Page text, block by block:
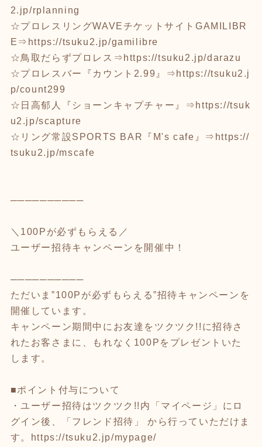
2.jp/rplanning
☆プロレスリングWAVEチケットサイトGAMILIBR
E⇒ https://tsuku2.jp/gamilibre
☆鳥取だらずプロレス⇒ https://tsuku2.jp/darazu
☆プロレスバー『カウント2.99』⇒ https://tsuku2.j
p/count299
☆日高郁人『ショーンキャプチャー』⇒ https://tsuk
u2.jp/scapture
☆リング常設SPORTS BAR『M's cafe』⇒ https://
tsuku2.jp/mscafe
──────────
＼100Pが必ずもらえる／
ユーザー招待キャンペーンを開催中！
──────────
ただいま”100Pが必ずもらえる”招待キャンペーンを
開催しています。
キャンペーン期間中にお友達をツクツク!!に招待さ
れたお客さまに、もれなく100Pをプレゼントいた
します。
■ポイント付与について
・ユーザー招待はツクツク!!内「マイページ」にロ
グイン後、「フレンド招待」 から行っていただけま
す。
https://tsuku2.jp/mypage/